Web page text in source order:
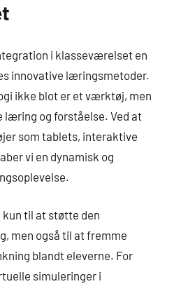
i klasseværelset en
innovative læringsmetoder.
ikke blot er et værktøj, men
læring og forståelse. Ved at
som tablets, interaktive
vi en dynamisk og
til at støtte den
men også til at fremme
blandt eleverne. For
simuleringer i